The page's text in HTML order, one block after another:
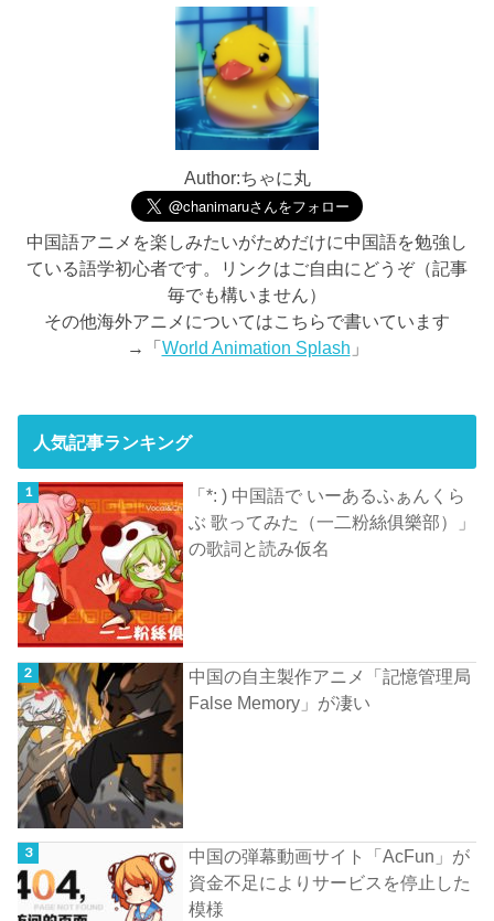
Author:ちゃに丸
中国語アニメを楽しみたいがためだけに中国語を勉強し
ている語学初心者です。リンクはご自由にどうぞ（記事
毎でも構いません）
その他海外アニメについてはこちらで書いています
→「World Animation Splash 」
人気記事ランキング
「*: ) 中国語で いーあるふぁんくら
ぶ 歌ってみた（一二粉絲俱樂部）」
の歌詞と読み仮名
中国の自主製作アニメ「記憶管理局
False Memory」が凄い
中国の弾幕動画サイト「AcFun」が
資金不足によりサービスを停止した
模様